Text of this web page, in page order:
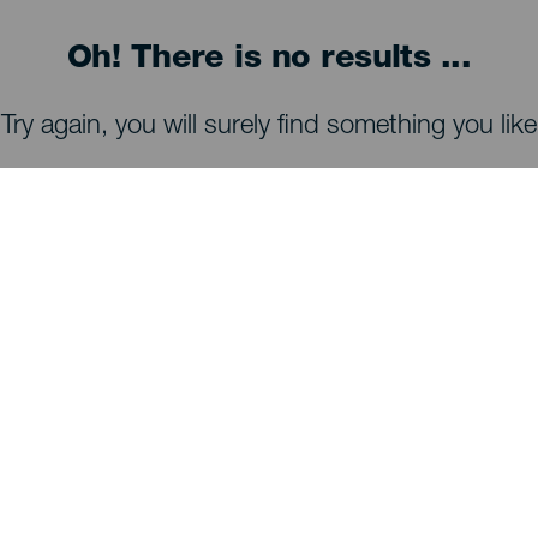
Oh! There is no results ...
Try again, you will surely find something you like